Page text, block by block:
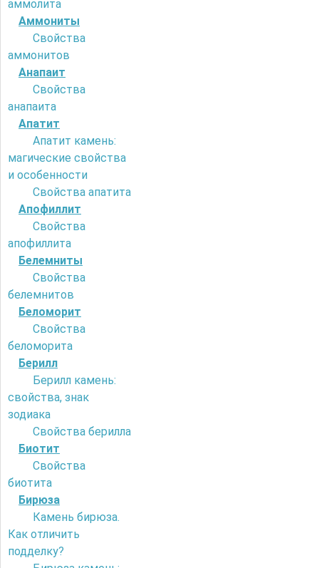
аммолита
Аммониты
Свойства
аммонитов
Анапаит
Свойства
анапаита
Апатит
Апатит камень:
магические свойства
и особенности
Свойства апатита
Апофиллит
Свойства
апофиллита
Белемниты
Свойства
белемнитов
Беломорит
Свойства
беломорита
Берилл
Берилл камень:
свойства, знак
зодиака
Свойства берилла
Биотит
Свойства
биотита
Бирюза
Камень бирюза.
Как отличить
подделку?